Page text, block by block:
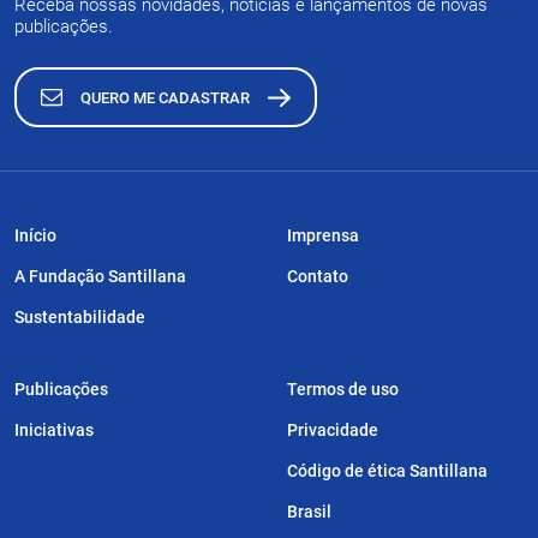
Receba nossas novidades, notícias e lançamentos de novas
publicações.
QUERO ME CADASTRAR
Início
A Fundação Santillana
Sustentabilidade
Publicações
Iniciativas
Imprensa
Contato
Termos de uso
Privacidade
Código de ética Santillana
Brasil